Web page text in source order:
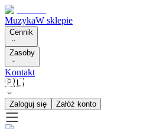
MuzykaW sklepie
Cennik
Zasoby
Kontakt
🇵🇱
Zaloguj się Załóż konto